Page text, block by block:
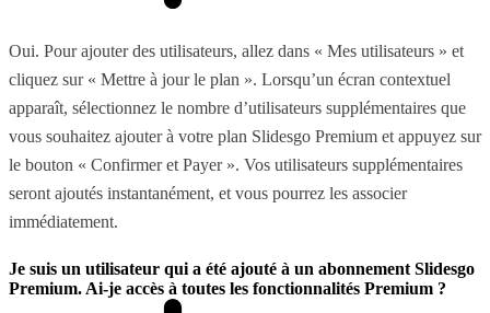
Oui. Pour ajouter des utilisateurs, allez dans « Mes utilisateurs » et
cliquez sur « Mettre à jour le plan ». Lorsqu’un écran contextuel
apparaît, sélectionnez le nombre d’utilisateurs supplémentaires que
vous souhaitez ajouter à votre plan Slidesgo Premium et appuyez sur
le bouton « Confirmer et Payer ». Vos utilisateurs supplémentaires
seront ajoutés instantanément, et vous pourrez les associer
immédiatement.
Je suis un utilisateur qui a été ajouté à un abonnement Slidesgo
Premium. Ai-je accès à toutes les fonctionnalités Premium ?